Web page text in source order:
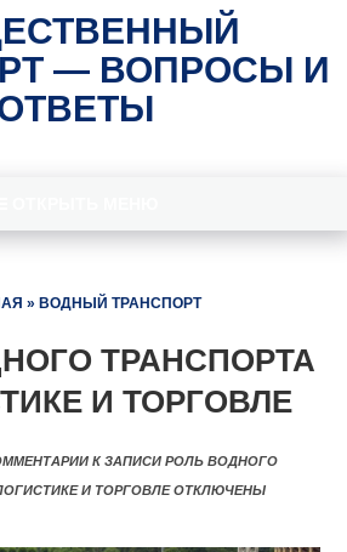
— ВОПРОСЫ И
» ВОДНЫЙ ТРАНСПОРТ
ТРАНСПОРТА
И ТОРГОВЛЕ
К ЗАПИСИ РОЛЬ ВОДНОГО
И ТОРГОВЛЕОТКЛЮЧЕНЫ